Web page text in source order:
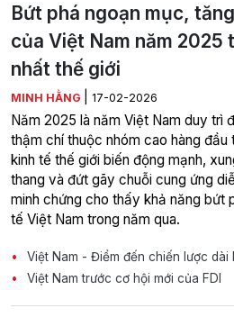
Bứt phá ngoạn mục,
của Việt Nam năm 2025
nhất thế giới
MINH HẰNG 17-02-2026
Năm 2025 là năm Việt Nam duy trì
thậm chí thuộc nhóm cao hàng đầu
kinh tế thế giới biến động mạnh,
thang và đứt gãy chuỗi cung ứng
minh chứng cho thấy khả năng bứt
tế Việt Nam trong năm qua.
Việt Nam - Điểm đến chiến lược dài
Việt Nam trước cơ hội mới của FDI